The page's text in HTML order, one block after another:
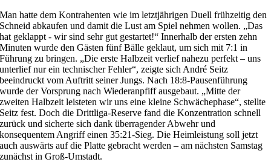
Man hatte dem Kontrahenten wie im letztjährigen Duell frühzeitig den
Schneid abkaufen und damit die Lust am Spiel nehmen wollen. „Das
hat geklappt - wir sind sehr gut gestartet!“ Innerhalb der ersten zehn
Minuten wurde den Gästen fünf Bälle geklaut, um sich mit 7:1 in
Führung zu bringen. „Die erste Halbzeit verlief nahezu perfekt – uns
unterlief nur ein technischer Fehler“, zeigte sich André Seitz
beeindruckt vom Auftritt seiner Jungs. Nach 18:8-Pausenführung
wurde der Vorsprung nach Wiederanpfiff ausgebaut. „Mitte der
zweiten Halbzeit leisteten wir uns eine kleine Schwächephase“, stellte
Seitz fest. Doch die Drittliga-Reserve fand die Konzentration schnell
zurück und sicherte sich dank überragender Abwehr und
konsequentem Angriff einen 35:21-Sieg. Die Heimleistung soll jetzt
auch auswärts auf die Platte gebracht werden – am nächsten Samstag
zunächst in Groß-Umstadt.